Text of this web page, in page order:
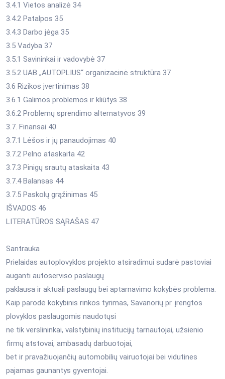
3.4.1 Vietos analizė 34
3.4.2 Patalpos 35
3.4.3 Darbo jėga 35
3.5 Vadyba 37
3.5.1 Savininkai ir vadovybė 37
3.5.2 UAB „AUTOPLIUS“ organizacinė struktūra 37
3.6 Rizikos įvertinimas 38
3.6.1 Galimos problemos ir kliūtys 38
3.6.2 Problemų sprendimo alternatyvos 39
3.7. Finansai 40
3.7.1 Lėšos ir jų panaudojimas 40
3.7.2 Pelno ataskaita 42
3.7.3 Pinigų srautų ataskaita 43
3.7.4 Balansas 44
3.7.5 Paskolų grąžinimas 45
IŠVADOS 46
LITERATŪROS SĄRAŠAS 47
Santrauka
Prielaidas autoplovyklos projekto atsiradimui sudarė pastoviai
auganti autoserviso paslaugų
paklausa ir aktuali paslaugų bei aptarnavimo kokybės problema.
Kaip parodė kokybinis rinkos tyrimas, Savanorių pr. įrengtos
plovyklos paslaugomis naudotųsi
ne tik verslininkai, valstybinių institucijų tarnautojai, užsienio
firmų atstovai, ambasadų darbuotojai,
bet ir pravažiuojančių automobilių vairuotojai bei vidutines
pajamas gaunantys gyventojai.